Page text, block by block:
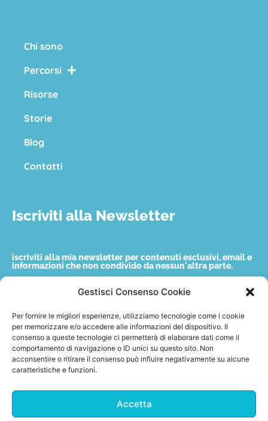
Gestisci Consenso Cookie
Per fornire le migliori esperienze, utilizziamo tecnologie come i cookie
per memorizzare e/o accedere alle informazioni del dispositivo. Il
consenso a queste tecnologie ci permetterà di elaborare dati come il
comportamento di navigazione o ID unici su questo sito. Non
acconsentire o ritirare il consenso può influire negativamente su alcune
caratteristiche e funzioni.
Accetta
Chi sono
Percorsi
Risorse
Storie
Blog
Contatti
Iscriviti alla Newsletter
iscriviti alla mia newsletter per contenuti esclusivi, email e
informazioni che non condivido da nessun'altra parte.
Email